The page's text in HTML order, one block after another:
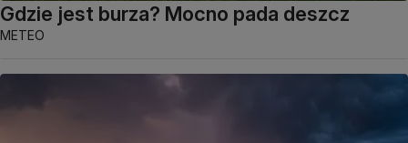
Gdzie jest burza? Mocno pada deszcz
METEO